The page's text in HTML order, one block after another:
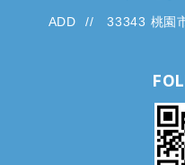
ADD 33343 桃園